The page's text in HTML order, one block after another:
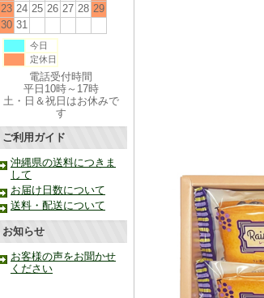
23 24 25 26 27 28 29
30 31
今日
定休日
電話受付時間
平日10時～17時
土・日＆祝日はお休みで
す
ご利用ガイド
沖縄県の送料につきま
して
お届け日数について
送料・配送について
お知らせ
お客様の声をお聞かせ
ください